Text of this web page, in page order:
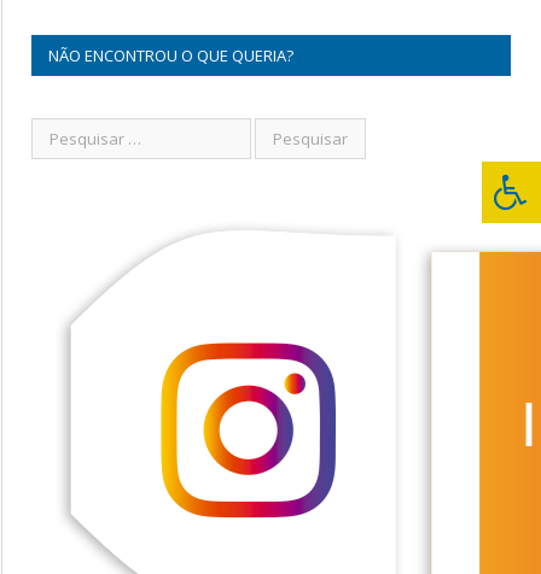
NÃO ENCONTROU O QUE QUERIA?